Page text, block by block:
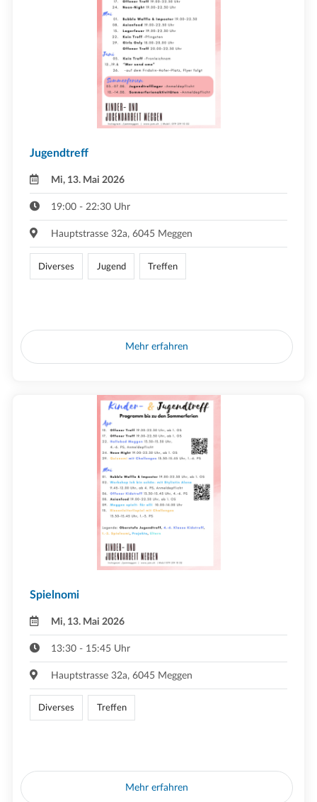
Jugendtreff
Mi, 13. Mai 2026
19:00 - 22:30 Uhr
Hauptstrasse 32a, 6045 Meggen
Diverses Jugend Treffen
Mehr erfahren
Spielnomi
Mi, 13. Mai 2026
13:30 - 15:45 Uhr
Hauptstrasse 32a, 6045 Meggen
Diverses Treffen
Mehr erfahren